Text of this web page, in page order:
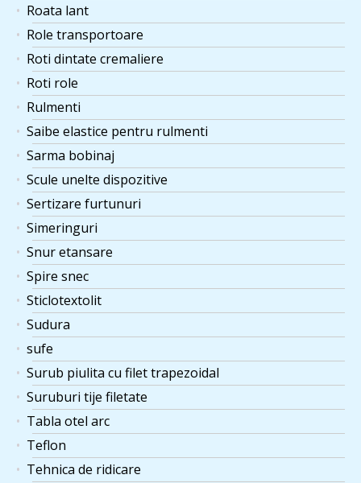
Roata lant
Role transportoare
Roti dintate cremaliere
Roti role
Rulmenti
Saibe elastice pentru rulmenti
Sarma bobinaj
Scule unelte dispozitive
Sertizare furtunuri
Simeringuri
Snur etansare
Spire snec
Sticlotextolit
Sudura
sufe
Surub piulita cu filet trapezoidal
Suruburi tije filetate
Tabla otel arc
Teflon
Tehnica de ridicare